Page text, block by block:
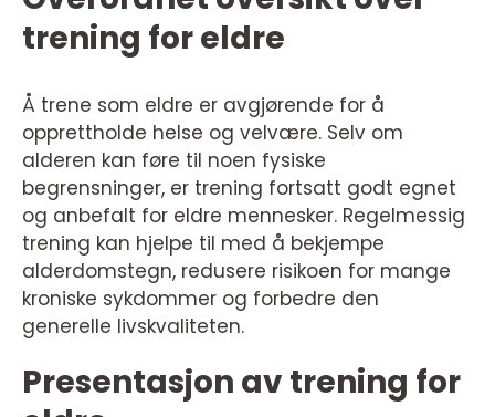
trening for eldre
Å trene som eldre er avgjørende for å
opprettholde helse og velvære. Selv om
alderen kan føre til noen fysiske
begrensninger, er trening fortsatt godt egnet
og anbefalt for eldre mennesker. Regelmessig
trening kan hjelpe til med å bekjempe
alderdomstegn, redusere risikoen for mange
kroniske sykdommer og forbedre den
generelle livskvaliteten.
Presentasjon av trening for